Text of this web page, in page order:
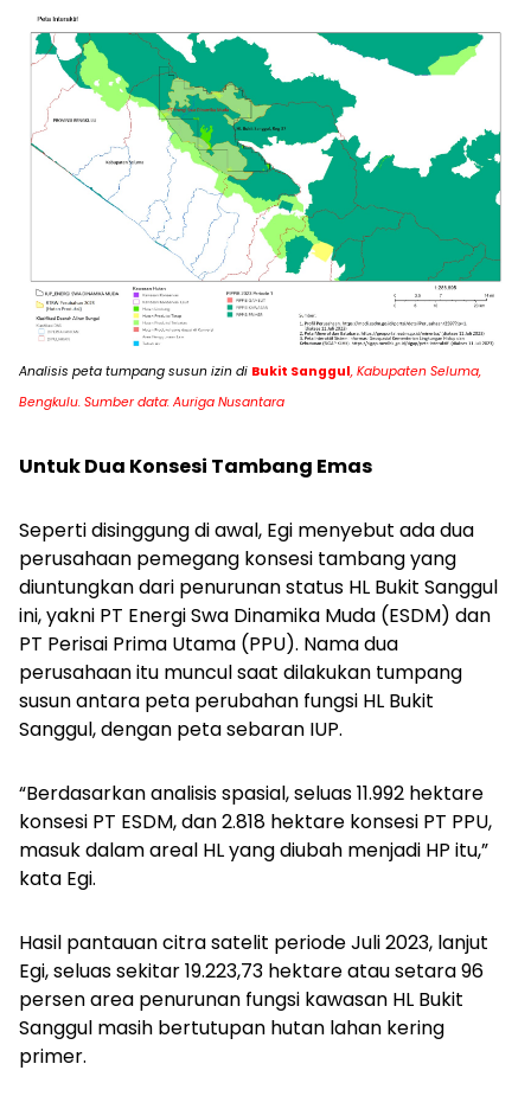
Analisis peta tumpang susun izin di Bukit Sanggul, Kabupaten Seluma,
Bengkulu. Sumber data: Auriga Nusantara
Untuk Dua Konsesi Tambang Emas
Seperti disinggung di awal, Egi menyebut ada dua
perusahaan pemegang konsesi tambang yang
diuntungkan dari penurunan status HL Bukit Sanggul
ini, yakni PT Energi Swa Dinamika Muda (ESDM) dan
PT Perisai Prima Utama (PPU). Nama dua
perusahaan itu muncul saat dilakukan tumpang
susun antara peta perubahan fungsi HL Bukit
Sanggul, dengan peta sebaran IUP.
“Berdasarkan analisis spasial, seluas 11.992 hektare
konsesi PT ESDM, dan 2.818 hektare konsesi PT PPU,
masuk dalam areal HL yang diubah menjadi HP itu,”
kata Egi.
Hasil pantauan citra satelit periode Juli 2023, lanjut
Egi, seluas sekitar 19.223,73 hektare atau setara 96
persen area penurunan fungsi kawasan HL Bukit
Sanggul masih bertutupan hutan lahan kering
primer.